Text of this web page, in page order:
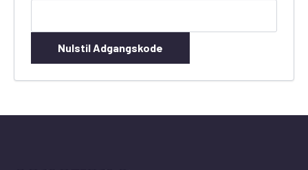
Nulstil Adgangskode